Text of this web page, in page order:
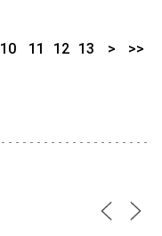
10 11 12 13 > >>